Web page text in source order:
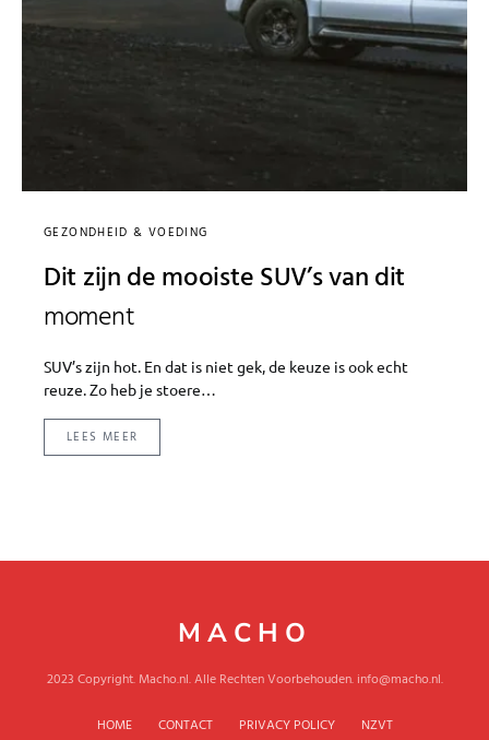
GEZONDHEID & VOEDING
Dit zijn de mooiste SUV’s van dit
moment
SUV’s zijn hot. En dat is niet gek, de keuze is ook echt
reuze. Zo heb je stoere…
LEES MEER
MACHO
2023 Copyright. Macho.nl. Alle Rechten Voorbehouden. info@macho.nl.
HOME CONTACT PRIVACY POLICY NZVT